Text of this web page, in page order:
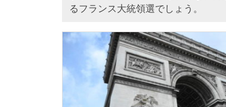
るフランス大統領選でしょう。